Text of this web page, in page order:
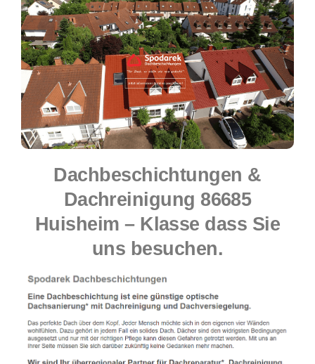
Dachbeschichtungen &
Dachreinigung 86685
Huisheim – Klasse dass Sie
uns besuchen.